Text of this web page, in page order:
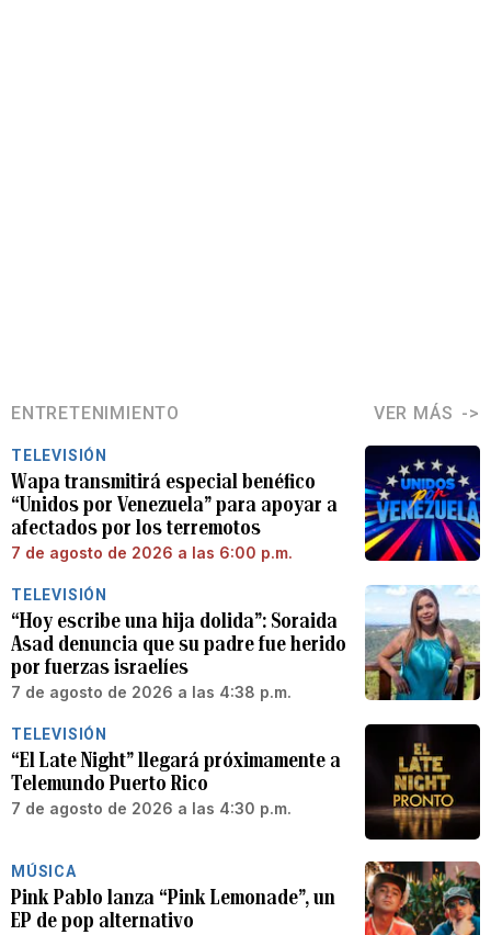
ENTRETENIMIENTO VER MÁS
TELEVISIÓN
Wapa transmitirá especial benéfico
“Unidos por Venezuela” para apoyar a
afectados por los terremotos
7 de agosto de 2026 a las 6:00 p.m.
TELEVISIÓN
“Hoy escribe una hija dolida”: Soraida
Asad denuncia que su padre fue herido
por fuerzas israelíes
7 de agosto de 2026 a las 4:38 p.m.
TELEVISIÓN
“El Late Night” llegará próximamente a
Telemundo Puerto Rico
7 de agosto de 2026 a las 4:30 p.m.
MÚSICA
Pink Pablo lanza “Pink Lemonade”, un
EP de pop alternativo